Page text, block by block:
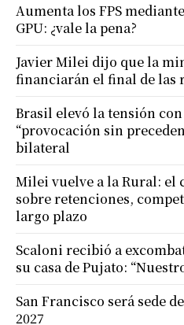
Aumenta los FPS
GPU: ¿vale la pena?
Javier Milei dijo que la
financiarán el final de las
Brasil elevó la tensión
“provocación sin
bilateral
Milei vuelve a la Rural: el
sobre retenciones,
largo plazo
Scaloni recibió a
su casa de Pujato:
San Francisco será sede
2027